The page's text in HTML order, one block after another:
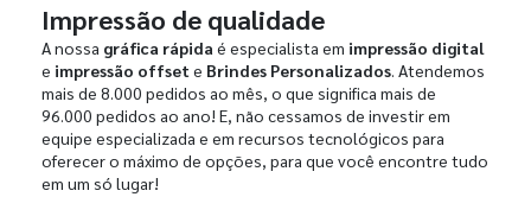
Impressão de qualidade
A nossa gráfica rápida é especialista em impressão digital
e impressão offset e Brindes Personalizados. Atendemos
mais de 8.000 pedidos ao mês, o que significa mais de
96.000 pedidos ao ano! E, não cessamos de investir em
equipe especializada e em recursos tecnológicos para
oferecer o máximo de opções, para que você encontre tudo
em um só lugar!